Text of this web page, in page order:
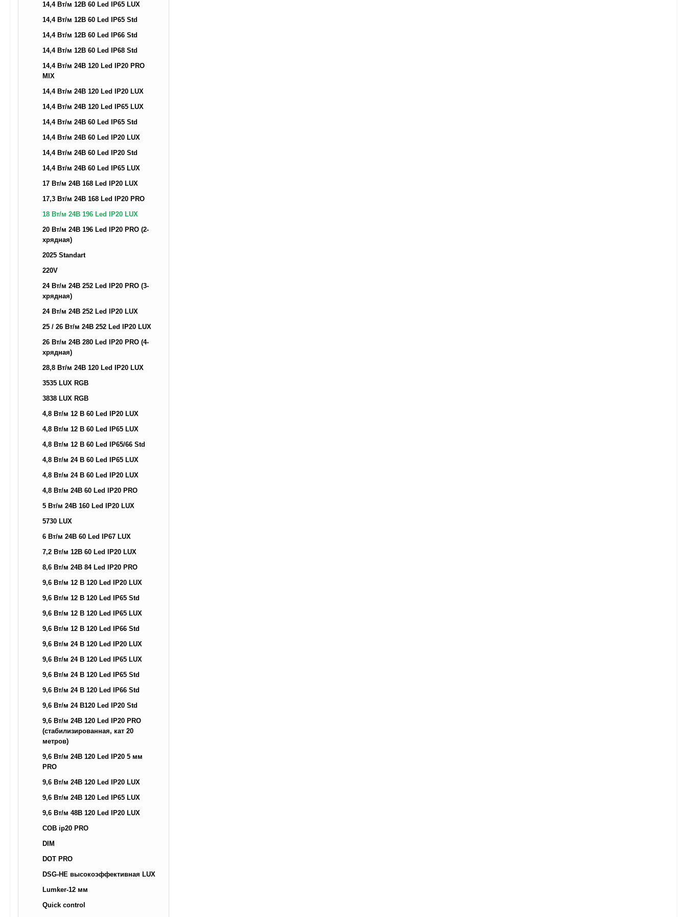
14,4 Вт/м 12В 60 Led IP65 LUX
14,4 Вт/м 12В 60 Led IP65 Std
14,4 Вт/м 12В 60 Led IP66 Std
14,4 Вт/м 12В 60 Led IP68 Std
14,4 Вт/м 24В 120 Led IP20 PRO
MIX
14,4 Вт/м 24В 120 Led IP20 LUX
14,4 Вт/м 24В 120 Led IP65 LUX
14,4 Вт/м 24В 60 Led IP65 Std
14,4 Вт/м 24В 60 Led IP20 LUX
14,4 Вт/м 24В 60 Led IP20 Std
14,4 Вт/м 24В 60 Led IP65 LUX
17 Вт/м 24В 168 Led IP20 LUX
17,3 Вт/м 24В 168 Led IP20 PRO
18 Вт/м 24В 196 Led IP20 LUX
20 Вт/м 24В 196 Led IP20 PRO (2-
хрядная)
2025 Standart
220V
24 Вт/м 24В 252 Led IP20 PRO (3-
хрядная)
24 Вт/м 24В 252 Led IP20 LUX
25 / 26 Вт/м 24В 252 Led IP20 LUX
26 Вт/м 24В 280 Led IP20 PRO (4-
хрядная)
28,8 Вт/м 24В 120 Led IP20 LUX
3535 LUX RGB
3838 LUX RGB
4,8 Вт/м 12 В 60 Led IP20 LUX
4,8 Вт/м 12 В 60 Led IP65 LUX
4,8 Вт/м 12 В 60 Led IP65/66 Std
4,8 Вт/м 24 В 60 Led IP65 LUX
4,8 Вт/м 24 В 60 Led IP20 LUX
4,8 Вт/м 24В 60 Led IP20 PRO
5 Вт/м 24В 160 Led IP20 LUX
5730 LUX
6 Вт/м 24В 60 Led IP67 LUX
7,2 Вт/м 12В 60 Led IP20 LUX
8,6 Вт/м 24В 84 Led IP20 PRO
9,6 Вт/м 12 В 120 Led IP20 LUX
9,6 Вт/м 12 В 120 Led IP65 Std
9,6 Вт/м 12 В 120 Led IP65 LUX
9,6 Вт/м 12 В 120 Led IP66 Std
9,6 Вт/м 24 В 120 Led IP20 LUX
9,6 Вт/м 24 В 120 Led IP65 LUX
9,6 Вт/м 24 В 120 Led IP65 Std
9,6 Вт/м 24 В 120 Led IP66 Std
9,6 Вт/м 24 В120 Led IP20 Std
9,6 Вт/м 24В 120 Led IP20 PRO
(стабилизированная, кат 20
метров)
9,6 Вт/м 24В 120 Led IP20 5 мм
PRO
9,6 Вт/м 24В 120 Led IP20 LUX
9,6 Вт/м 24В 120 Led IP65 LUX
9,6 Вт/м 48В 120 Led IP20 LUX
COB ip20 PRO
DIM
DOT PRO
DSG-HE высокоэффективная LUX
Lumker-12 мм
Quick control